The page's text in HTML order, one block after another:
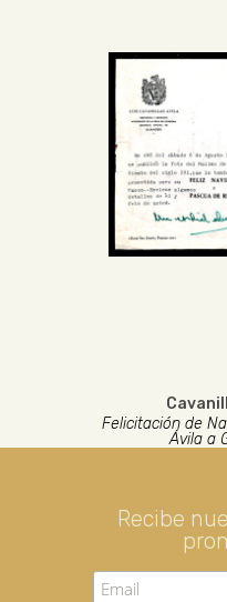
Felicitación de
Ávila a
Recibe